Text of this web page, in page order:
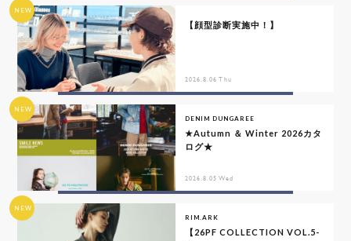
NEW
【顔型診断実施中！】
2026.8.06 Thu
NEW
DENIM DUNGAREE
★Autumn ＆ Winter 2026カタ
ログ★
2026.8.05 Wed
NEW
RIM.ARK
【26PF COLLECTION VOL.5-